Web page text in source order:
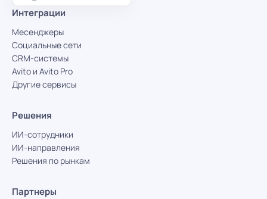
Интеграции
Месенджеры
Социальные сети
CRM-системы
Avito и Avito Pro
Другие сервисы
Решения
ИИ-сотрудники
ИИ-направления
Решения по рынкам
Партнеры